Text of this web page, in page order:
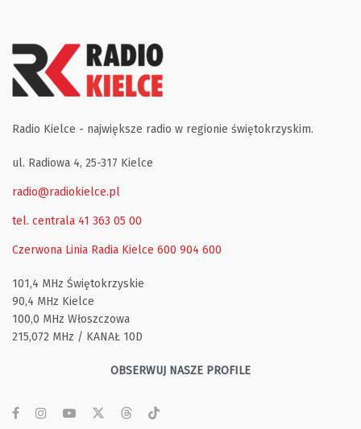
Radio Kielce - największe radio w regionie świętokrzyskim.
ul. Radiowa 4, 25-317 Kielce
radio@radiokielce.pl
tel. centrala 41 363 05 00
Czerwona Linia Radia Kielce 600 904 600
101,4 MHz Świętokrzyskie
90,4 MHz Kielce
100,0 MHz Włoszczowa
215,072 MHz / KANAŁ 10D
OBSERWUJ NASZE PROFILE